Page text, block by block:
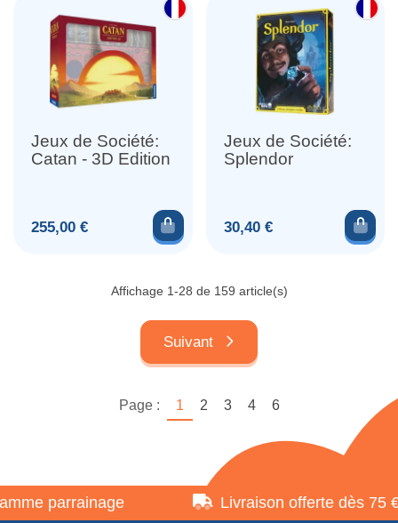
Jeux de Société:
Catan - 3D Edition
Prix
255,00 € Ajouter au panier
Jeux de Société:
Splendor
Prix
30,40 €
Affichage 1-28 de 159 article(s)
Suivant
Page : 1 2 3 4 6
parrainage Livraison offerte dès 75 €